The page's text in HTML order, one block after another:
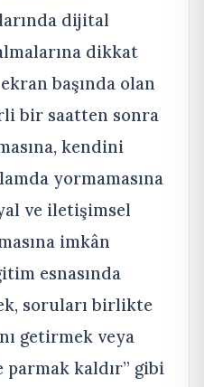
dijital
dikkat
başında olan
bir saatten sonra
kendini
yormamasına
ve iletişimsel
imkân
esnasında
soruları birlikte
getirmek veya
parmak kaldır” gibi